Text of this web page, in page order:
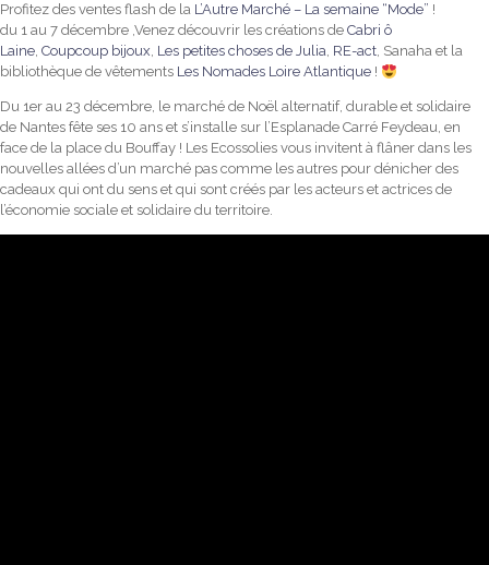
Profitez des ventes flash de la L’Autre Marché – La semaine “Mode” !
du 1 au 7 décembre ,Venez découvrir les créations de Cabri ô
Laine, Coupcoup bijoux, Les petites choses de Julia, RE-act, Sanaha et la
bibliothèque de vêtements Les Nomades Loire Atlantique !
Du 1er au 23 décembre, le marché de Noël alternatif, durable et solidaire
de Nantes fête ses 10 ans et s’installe sur l’Esplanade Carré Feydeau, en
face de la place du Bouffay ! Les Ecossolies vous invitent à flâner dans les
nouvelles allées d’un marché pas comme les autres pour dénicher des
cadeaux qui ont du sens et qui sont créés par les acteurs et actrices de
l’économie sociale et solidaire du territoire.